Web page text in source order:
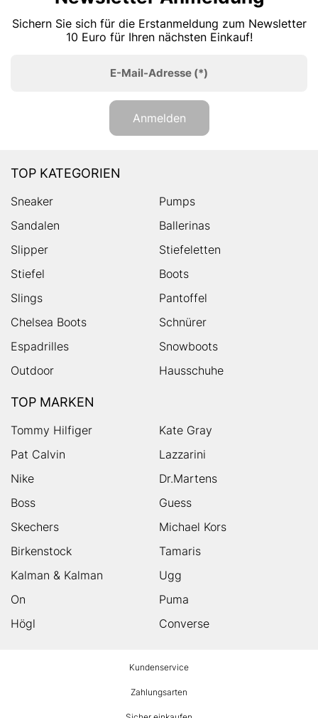
Sichern Sie sich für die Erstanmeldung zum Newsletter
10 Euro für Ihren nächsten Einkauf!
E-Mail-Adresse (*)
Anmelden
TOP KATEGORIEN
Sneaker
Pumps
Sandalen
Ballerinas
Slipper
Stiefeletten
Stiefel
Boots
Slings
Pantoffel
Chelsea Boots
Schnürer
Espadrilles
Snowboots
Outdoor
Hausschuhe
TOP MARKEN
Tommy Hilfiger
Kate Gray
Pat Calvin
Lazzarini
Nike
Dr.Martens
Boss
Guess
Skechers
Michael Kors
Birkenstock
Tamaris
Kalman & Kalman
Ugg
On
Puma
Högl
Converse
Kundenservice
Zahlungsarten